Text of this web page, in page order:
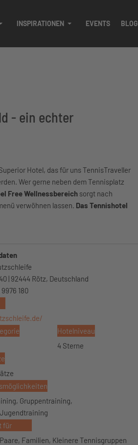
INSPIRATIONEN EVENTS BLOG
- ein echter
Hotel, das für uns TennisTraveller
Wer gerne neben dem Tennisplatz
Free Wellnessbereich sorgt nach
verwöhnen lassen. Das Tennishotel
| 92444 Rötz, Deutschland
180
Hotelniveau
4 Sterne
Gruppentraining,
für
Familien, Kleinere Tennisgruppen